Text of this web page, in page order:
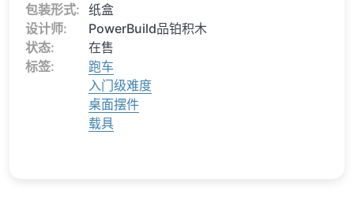
包装形式: 纸盒
设计师:
PowerBuild品铂积木
状态:
在售
标签:
跑车
入门级难度
桌面摆件
载具